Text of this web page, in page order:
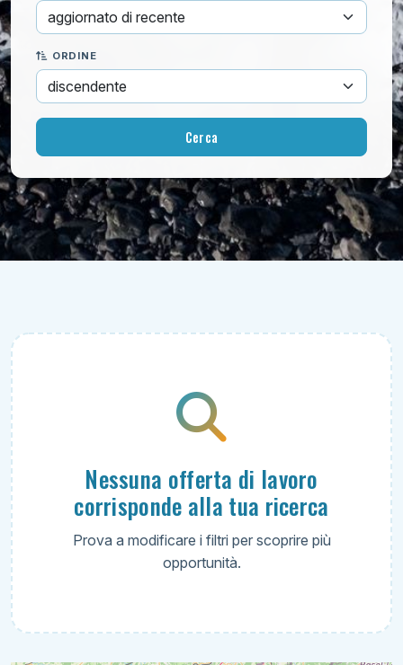
ORDINE
Nessuna offerta di lavoro
corrisponde alla tua ricerca
Prova a modificare i filtri per scoprire più
opportunità.